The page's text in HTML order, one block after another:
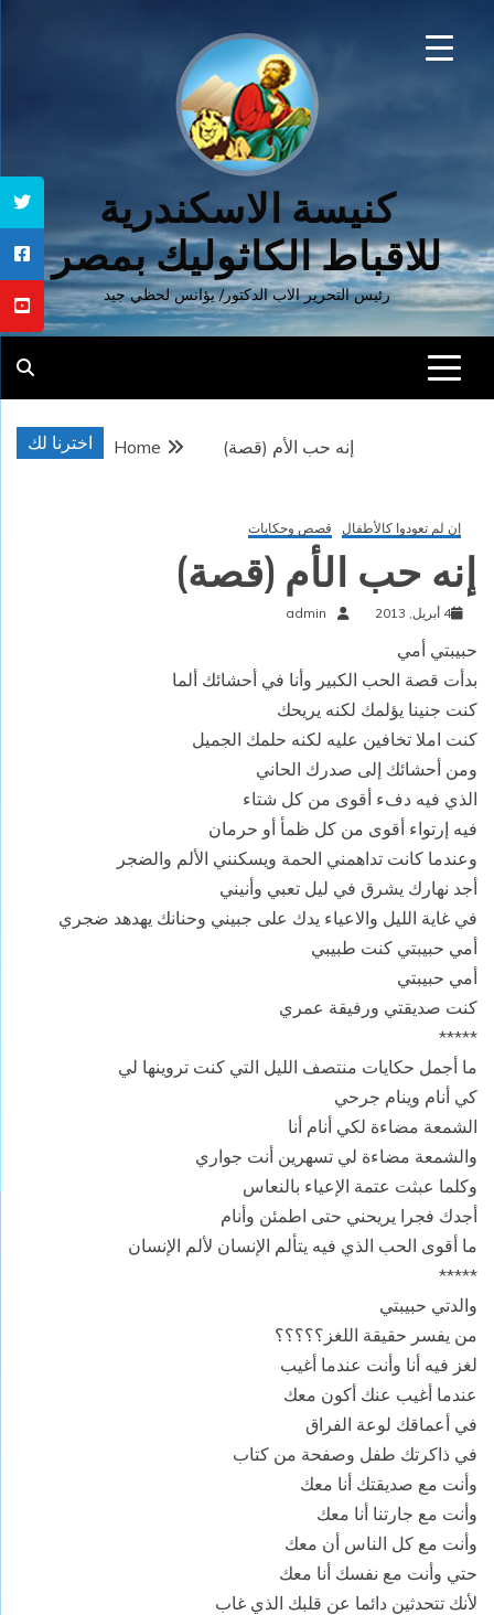
كنيسة الاسكندرية
للاقباط الكاثوليك بمصر
رئيس التحرير الاب الدكتور/ يؤانس لحظي جيد
اخترنا لك Home إنه حب الأم (قصة)
إن لم تعودوا كالأطفال قصص وحكايات
إنه حب الأم (قصة)
4 أبريل, 2013 admin
حبيبتي أمي
بدأت قصة الحب الكبير وأنا في أحشائك ألما
كنت جنينا يؤلمك لكنه يريحك
كنت املا تخافين عليه لكنه حلمك الجميل
ومن أحشائك إلى صدرك الحاني
الذي فيه دفء أقوى من كل شتاء
فيه إرتواء أقوى من كل ظمأ أو حرمان
وعندما كانت تداهمني الحمة ويسكنني الألم والضجر
أجد نهارك يشرق في ليل تعبي وأنيني
في غاية الليل والاعياء يدك على جبيني وحنانك يهدهد ضجري
أمي حبيبتي كنت طبيبي
أمي حبيبتي
كنت صديقتي ورفيقة عمري
*****
ما أجمل حكايات منتصف الليل التي كنت تروينها لي
كي أنام وينام جرحي
الشمعة مضاءة لكي أنام أنا
والشمعة مضاءة لي تسهرين أنت جواري
وكلما عبثت عتمة الإعياء بالنعاس
أجدك فجرا يريحني حتى اطمئن وأنام
ما أقوى الحب الذي فيه يتألم الإنسان لألم الإنسان
*****
والدتي حبيبتي
من يفسر حقيقة اللغز؟؟؟؟؟
لغز فيه أنا وأنت عندما أغيب
عندما أغيب عنك أكون معك
في أعماقك لوعة الفراق
في ذاكرتك طفل وصفحة من كتاب
وأنت مع صديقتك أنا معك
وأنت مع جارتنا أنا معك
وأنت مع كل الناس أن معك
حتي وأنت مع نفسك أنا معك
لأنك تتحدثين دائما عن قلبك الذي غاب